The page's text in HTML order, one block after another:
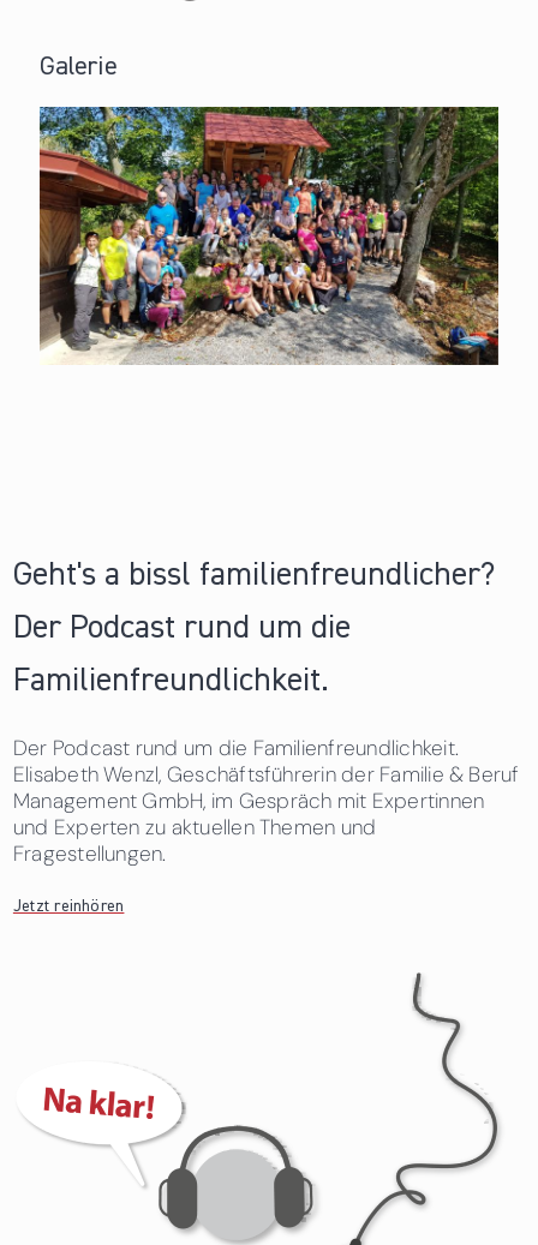
Galerie
Geht's a bissl familienfreundlicher?
Der Podcast rund um die
Familienfreundlichkeit.
Der Podcast rund um die Familienfreundlichkeit.
Elisabeth Wenzl, Geschäftsführerin der Familie & Beruf
Management GmbH, im Gespräch mit Expertinnen
und Experten zu aktuellen Themen und
Fragestellungen.
Jetzt reinhören